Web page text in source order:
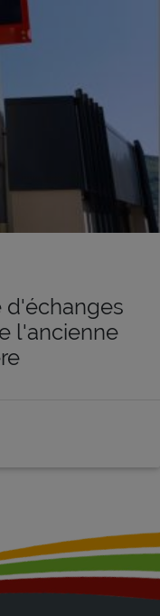
d'échanges
l'ancienne